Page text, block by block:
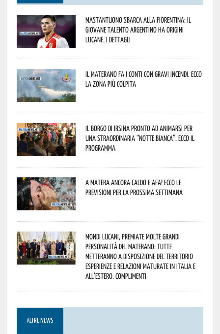
Mastantuono sbarca alla Fiorentina: il
giovane talento argentino ha origini
lucane. I dettagli
Il materano fa i conti con gravi incendi. Ecco
la zona più colpita
Il borgo di Irsina pronto ad animarsi per
una straordinaria “Notte Bianca”. Ecco il
programma
A Matera ancora caldo e afa! Ecco le
previsioni per la prossima settimana
Mondi lucani, premiate molte grandi
personalità del materano: tutte
metteranno a disposizione del territorio
esperienze e relazioni maturate in Italia e
all’estero. Complimenti
ALTRE NEWS